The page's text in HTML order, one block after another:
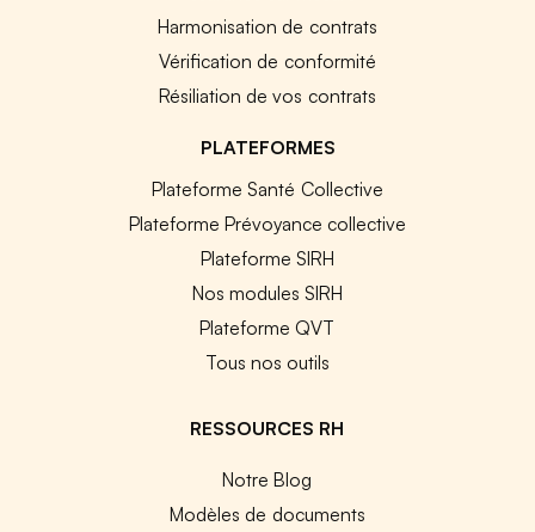
Harmonisation de contrats
Vérification de conformité
Résiliation de vos contrats
PLATEFORMES
Plateforme Santé Collective
Plateforme Prévoyance collective
Plateforme SIRH
Nos modules SIRH
Plateforme QVT
Tous nos outils
RESSOURCES RH
Notre Blog
Modèles de documents